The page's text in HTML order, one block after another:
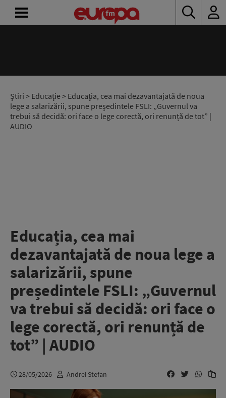
Știri > Educație> Educația, cea mai dezavantajată de noua
lege a salarizării, spune președintele FSLI: „Guvernul va
trebui să decidă: ori face o lege corectă, ori renunță de tot” |
AUDIO
Educația, cea mai
dezavantajată de noua lege a
salarizării, spune
președintele FSLI: „Guvernul
va trebui să decidă: ori face o
lege corectă, ori renunță de
tot” | AUDIO
28/05/2026 Andrei Stefan
RADIO
CONCURSURI